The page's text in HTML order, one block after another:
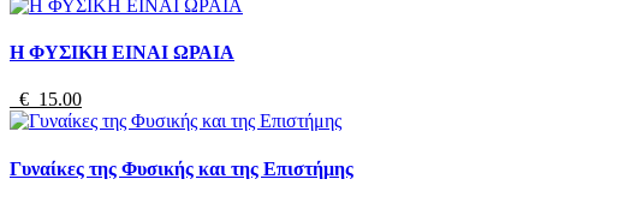
Η ΦΥΣΙΚΗ ΕΙΝΑΙ ΩΡΑΙΑ
€ 15.00
Γυναίκες της Φυσικής και της Επιστήμης